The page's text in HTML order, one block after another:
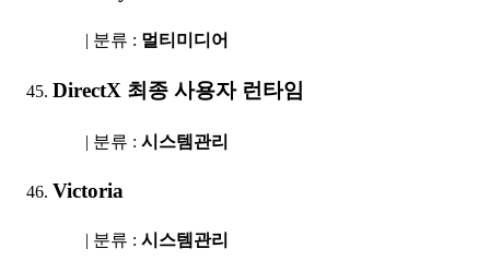
| 분류 : 멀티미디어
DirectX 최종 사용자 런타임
| 분류 : 시스템관리
Victoria
| 분류 : 시스템관리